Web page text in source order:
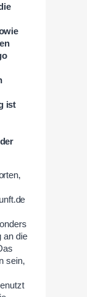
ist
an die
sein,